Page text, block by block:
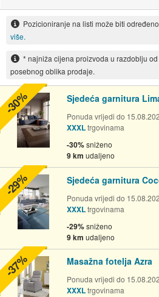
Pozicioniranje na listi može biti
više.
* najniža cijena proizvoda u razdoblju
posebnog oblika prodaje.
Sjedeća garnitura
Ponuda vrijedi do
XXXLtrgovinama
-30%sniženo
9 km udaljeno
-30%
Sjedeća garnitura
Ponuda vrijedi do
XXXLtrgovinama
-29%sniženo
9 km udaljeno
-29%
Masažna fotelja Azra
Ponuda vrijedi do
XXXLtrgovinama
-37%